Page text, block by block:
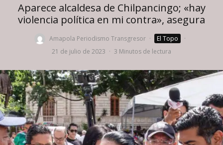
Aparece alcaldesa de Chilpancingo; «hay
violencia política en mi contra», asegura
Amapola Periodismo Transgresor · El Topo
·
21 de julio de 2023 · 3 Minutos de lectura